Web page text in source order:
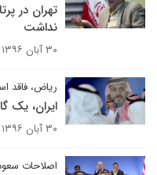
تهران در
نداشت
۳۰ آبان ۱۳۹۶
ریاض، فاقد
ایران، یک
۳۰ آبان ۱۳۹۶
اصلاحات